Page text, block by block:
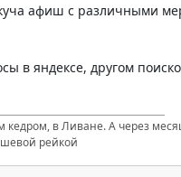
афиш с различными
в яндексе, другом
в Ливане. А через
рейкой